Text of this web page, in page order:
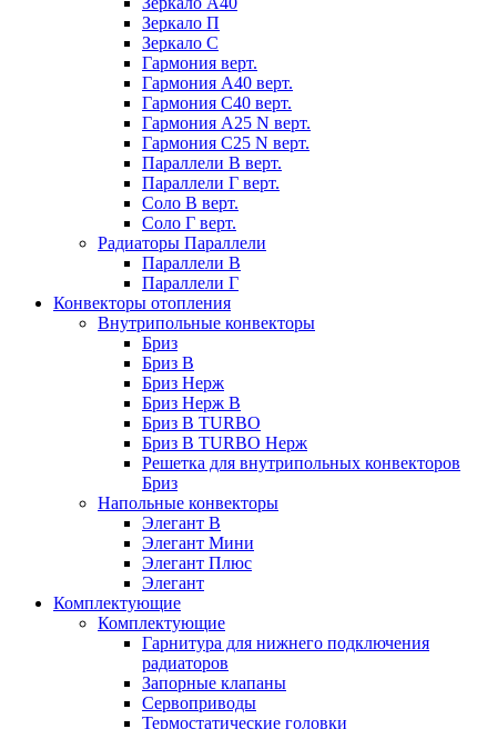
Зеркало П
Зеркало С
Гармония верт.
Гармония А40 верт.
Гармония С40 верт.
Гармония А25 N верт.
Гармония С25 N верт.
Параллели В верт.
Параллели Г верт.
Соло В верт.
Соло Г верт.
Радиаторы Параллели
Параллели В
Параллели Г
Конвекторы отопления
Внутрипольные конвекторы
Бриз
Бриз В
Бриз Нерж
Бриз Нерж В
Бриз В TURBO
Бриз В TURBO Нерж
Решетка для внутрипольных конвекторов
Бриз
Напольные конвекторы
Элегант В
Элегант Мини
Элегант Плюс
Элегант
Комплектующие
Комплектующие
Гарнитура для нижнего подключения
радиаторов
Запорные клапаны
Сервоприводы
Термостатические головки